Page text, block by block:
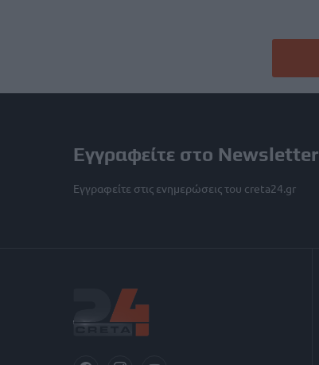
Εγγραφείτε στο Newsletter
Εγγραφείτε στις ενημερώσεις του creta24.gr